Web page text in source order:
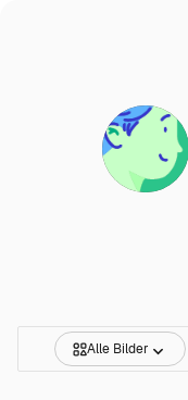
Alle Bilder